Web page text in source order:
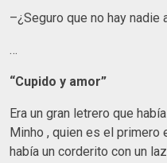
–¿Seguro que no hay nadie
…
“Cupido y amor”
Era un gran letrero que
Minho , quien es el primero
había un corderito con un